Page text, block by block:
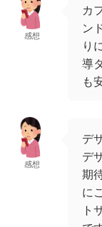
感想
カ
ン
り
導
も
感想
デ
デ
期
に
ト